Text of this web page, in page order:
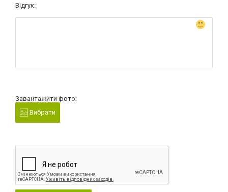
Відгук:
Завантажити фото:
Вибрати